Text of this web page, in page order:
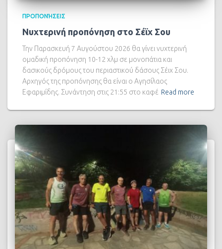
ΠΡΟΠΟΝΉΣΕΙΣ
Νυχτερινή προπόνηση στο Σέϊχ Σου
Την Παρασκευή 7 Αυγούστου 2026 θα γίνει νυχτερινή
ομαδική προπόνηση 10-12 χλμ σε μονοπάτια και
δασικούς δρόμους του περιαστικού δάσους Σέιχ Σου.
Αρχηγός της προπόνησης θα είναι ο Αγησίλαος
Εφαριμίδης. Συνάντηση στις 21:55 στο καφέ Read more